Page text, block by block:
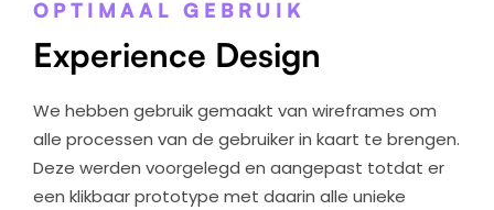
OPTIMAAL GEBRUIK
Experience Design
We hebben gebruik gemaakt van wireframes om
alle processen van de gebruiker in kaart te brengen.
Deze werden voorgelegd en aangepast totdat er
een klikbaar prototype met daarin alle unieke